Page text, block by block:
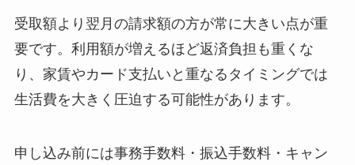
受取額より翌月の請求額の方が常に大きい点が重
要です。利用額が増えるほど返済負担も重くな
り、家賃やカード支払いと重なるタイミングでは
生活費を大きく圧迫する可能性があります。
申し込み前には事務手数料・振込手数料・キャン